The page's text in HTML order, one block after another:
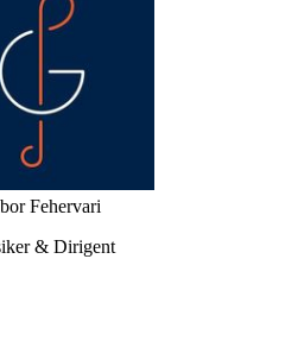
Fehervari
& Dirigent